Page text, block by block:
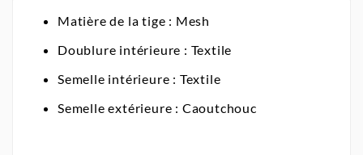
Matière de la tige : Mesh
Doublure intérieure : Textile
Semelle intérieure : Textile
Semelle extérieure : Caoutchouc